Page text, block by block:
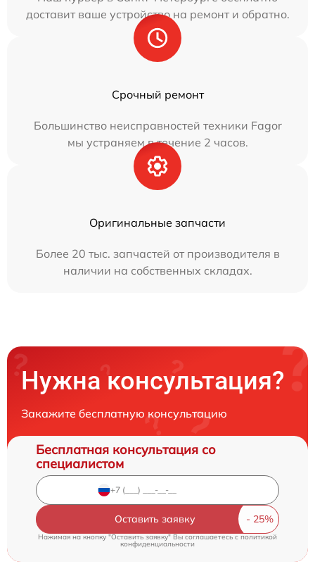
доставит ваше устройство на ремонт и обратно.
Срочный ремонт
Большинство неисправностей техники Fagor
мы устраняем в течение 2 часов.
Оригинальные запчасти
Более 20 тыс. запчастей от производителя в
наличии на собственных складах.
Нужна консультация?
Закажите бесплатную консультацию
Бесплатная консультация со
специалистом
Оставить заявку
Нажимая на кнопку "Оставить заявку" Вы соглашаетесь cполитикой
конфиденциальности